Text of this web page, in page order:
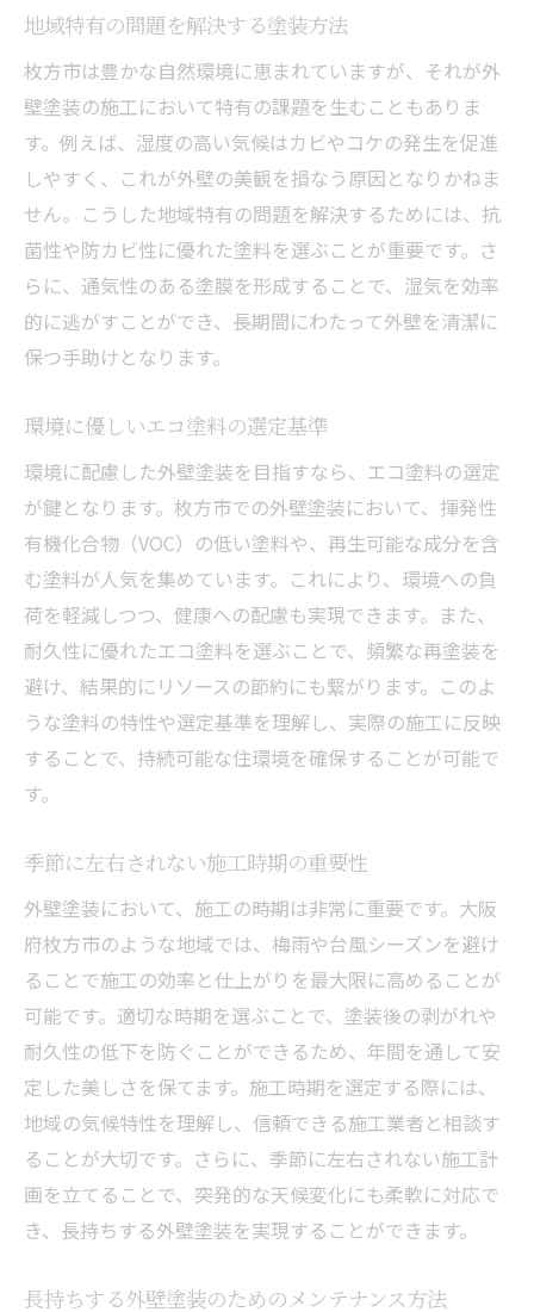
地域特有の問題を解決する塗装方法
枚方市は豊かな自然環境に恵まれていますが、それが外
壁塗装の施工において特有の課題を生むこともありま
す。例えば、湿度の高い気候はカビやコケの発生を促進
しやすく、これが外壁の美観を損なう原因となりかねま
せん。こうした地域特有の問題を解決するためには、抗
菌性や防カビ性に優れた塗料を選ぶことが重要です。さ
らに、通気性のある塗膜を形成することで、湿気を効率
的に逃がすことができ、長期間にわたって外壁を清潔に
保つ手助けとなります。
環境に優しいエコ塗料の選定基準
環境に配慮した外壁塗装を目指すなら、エコ塗料の選定
が鍵となります。枚方市での外壁塗装において、揮発性
有機化合物（VOC）の低い塗料や、再生可能な成分を含
む塗料が人気を集めています。これにより、環境への負
荷を軽減しつつ、健康への配慮も実現できます。また、
耐久性に優れたエコ塗料を選ぶことで、頻繁な再塗装を
避け、結果的にリソースの節約にも繋がります。このよ
うな塗料の特性や選定基準を理解し、実際の施工に反映
することで、持続可能な住環境を確保することが可能で
す。
季節に左右されない施工時期の重要性
外壁塗装において、施工の時期は非常に重要です。大阪
府枚方市のような地域では、梅雨や台風シーズンを避け
ることで施工の効率と仕上がりを最大限に高めることが
可能です。適切な時期を選ぶことで、塗装後の剥がれや
耐久性の低下を防ぐことができるため、年間を通して安
定した美しさを保てます。施工時期を選定する際には、
地域の気候特性を理解し、信頼できる施工業者と相談す
ることが大切です。さらに、季節に左右されない施工計
画を立てることで、突発的な天候変化にも柔軟に対応で
き、長持ちする外壁塗装を実現することができます。
長持ちする外壁塗装のためのメンテナンス方法